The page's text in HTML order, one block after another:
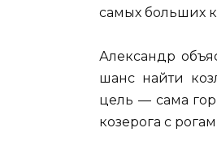
самых больших
Александр
шанс найти
цель — сама
козерога с